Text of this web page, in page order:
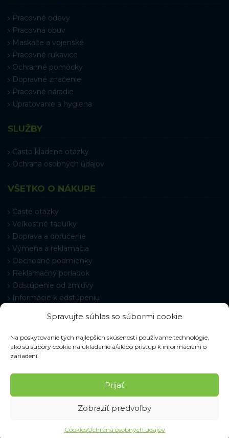
Spravujte súhlas so súbormi cookie
Na poskytovanie tých najlepších skúseností používame technológie,
ako sú súbory cookie na ukladanie a/alebo prístup k informáciám o
zariadení.
Prijať
Zobraziť predvoľby
CookiesOchrana osobných údajov
Pracovné odevy
Pracovná obuv
Maskáče a vojenské
Pracovné rukavice
Ochranné pomôcky
Dopravné značenie
Pracovné náradie
Upratovanie a hygiena
SLUŽBY
Často kladené otázky
Ochrana osobných údajov
VŠETKO O NÁKUPE
Časté otázky
Veľkostné tabuľky
Doprava a doručenie
Výmena a reklamácia
Obchodné podmienky
Reklamačný poriadok
Odstúpenie od zmluvy
Informácie k odstúpeniu
Nastavenie cookies
© 2026 Pracovné odevy ZIKO s. r. o., všetky práva vyhradené.